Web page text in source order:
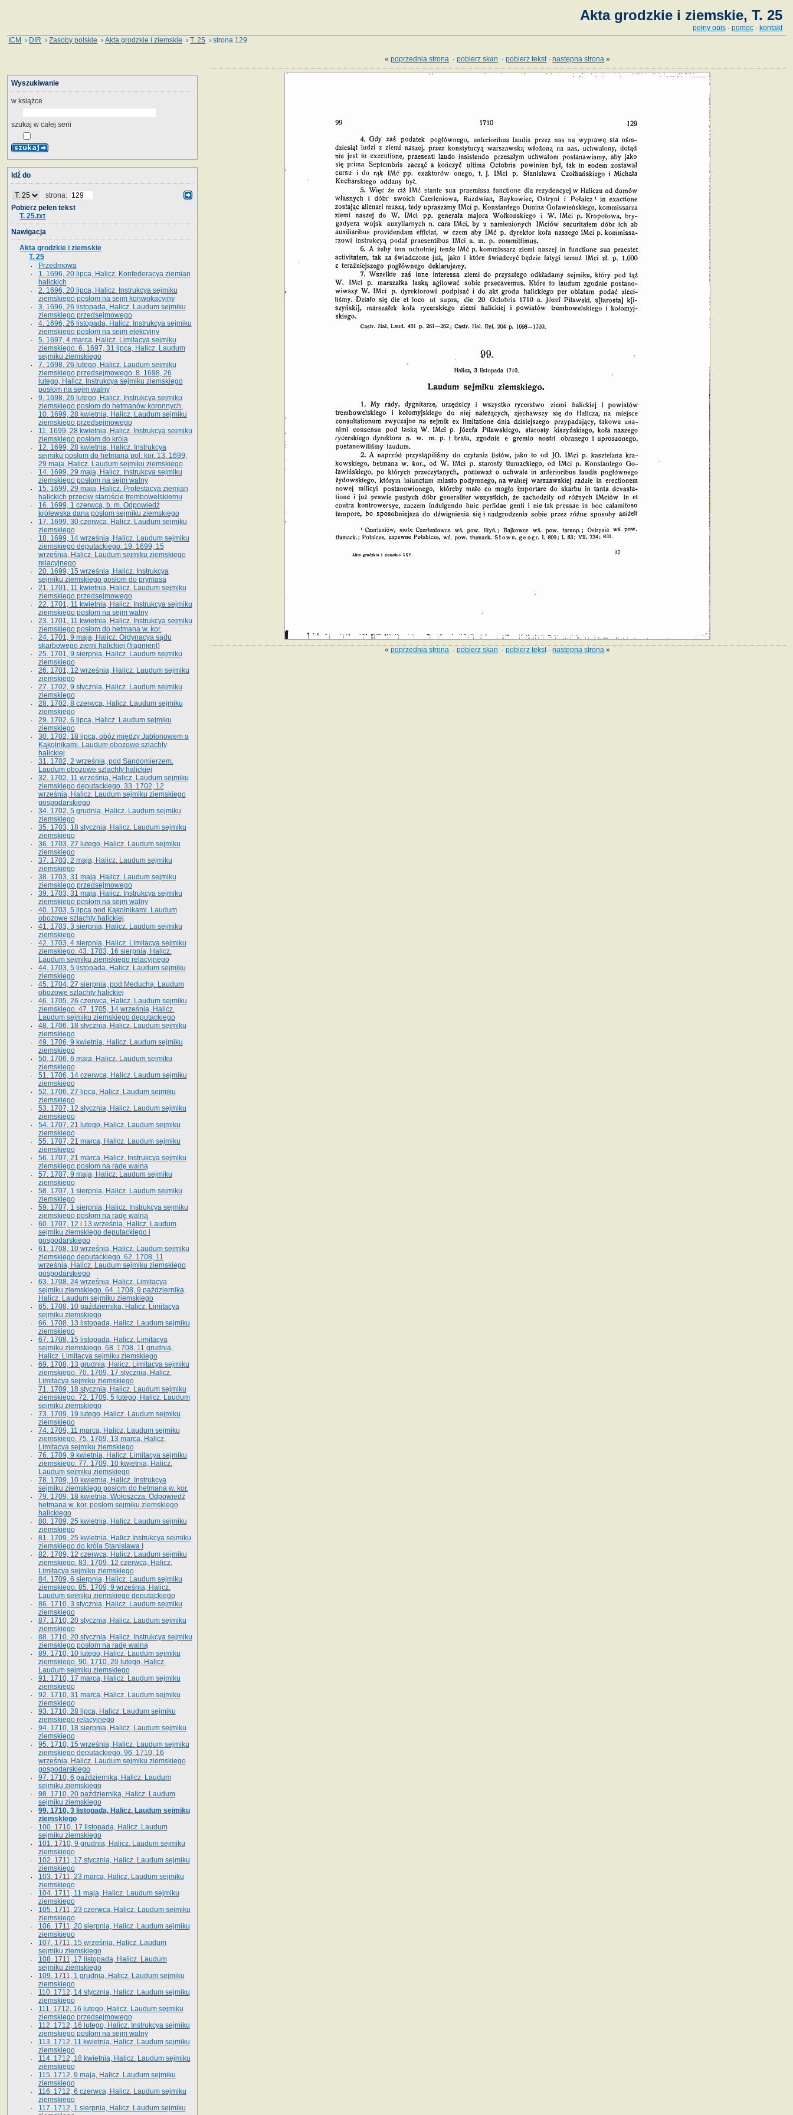
Akta grodzkie i ziemskie, T. 25
pełny opis · pomoc · kontakt
ICM › DIR ›Zasoby polskie ›Akta grodzkie i ziemskie ›T. 25 › strona 129
«poprzednia strona ·pobierz skan ·pobierz tekst·następna strona »
«poprzednia strona ·pobierz skan ·pobierz tekst·następna strona »
Wyszukiwanie
w książce
szukaj w całej serii
Idź do
strona:
Pobierz pełen tekst
T. 25.txt
Nawigacja
Akta grodzkie i ziemskie
T. 25
Przedmowa
1. 1696, 20 lipca, Halicz. Konfederacya ziemian
halickich
2. 1696, 20 lipca, Halicz. Instrukcya sejmiku
ziemskiego posłom na sejm konwokacyjny
3. 1696, 26 listopada, Halicz. Laudum sejmiku
ziemskiego przedsejmowego
4. 1696, 26 listopada, Halicz. Instrukcya sejmiku
ziemskiego posłom na sejm elekcyjny
5. 1697, 4 marca, Halicz. Limitacya sejmiku
ziemskiego. 6. 1697, 31 lipca, Halicz. Laudum
sejmiku ziemskiego
7. 1698, 26 lutego, Halicz. Laudum sejmiku
ziemskiego przedsejmowego. 8. 1698, 26
lutego, Halicz. Instrukcya sejmiku ziemskiego
posłom na sejm walny
9. 1698, 26 lutego, Halicz. Instrukcya sejmiku
ziemskiego posłom do hetmanów koronnych.
10. 1699, 28 kwietnia, Halicz. Laudum sejmiku
ziemskiego przedsejmowego
11. 1699, 28 kwietnia, Halicz. Instrukcya sejmiku
ziemskiego posłom do króla
12. 1699, 28 kwietnia, Halicz. Instrukcya
sejmiku posłom do hetmana pol. kor. 13. 1699,
29 maja, Halicz. Laudum sejmiku ziemskiego
14. 1699, 29 maja, Halicz. Instrukcya sejmiku
ziemskiego posłom na sejm walny
15. 1699, 29 maja, Halicz. Protestacya ziemian
halickich przeciw staroście trembowelskiemu
16. 1699, 1 czerwca, b. m. Odpowiedź
królewska dana posłom sejmiku ziemskiego
17. 1699, 30 czerwca, Halicz. Laudum sejmiku
ziemskiego
18. 1699, 14 września, Halicz. Laudum sejmiku
ziemskiego deputackiego. 19. 1699, 15
września, Halicz. Laudum sejmiku ziemskiego
relacyjnego
20. 1699, 15 września, Halicz. Instrukcya
sejmiku ziemskiego posłom do prymasa
21. 1701, 11 kwietnia, Halicz. Laudum sejmiku
ziemskiego przedsejmowego
22. 1701, 11 kwietnia, Halicz. Instrukcya sejmiku
ziemskiego posłom na sejm walny
23. 1701, 11 kwietnia, Halicz. Instrukcya sejmiku
ziemskiego posłom do hetmana w. kor.
24. 1701, 9 maja, Halicz. Ordynacya sądu
skarbowego ziemi halickiej (fragment)
25. 1701, 9 sierpnia, Halicz. Laudum sejmiku
ziemskiego
26. 1701, 12 września, Halicz. Laudum sejmiku
ziemskiego
27. 1702, 9 stycznia, Halicz. Laudum sejmiku
ziemskiego
28. 1702, 8 czerwca, Halicz. Laudum sejmiku
ziemskiego
29. 1702, 6 lipca, Halicz. Laudum sejmiku
ziemskiego
30. 1702, 18 lipca, obóz między Jabłonowem a
Kąkolnikami. Laudum obozowe szlachty
halickiej
31. 1702, 2 września, pod Sandomierzem.
Laudum obozowe szlachty halickiej
32. 1702, 11 września, Halicz. Laudum sejmiku
ziemskiego deputackiego. 33. 1702, 12
września, Halicz. Laudum sejmiku ziemskiego
gospodarskiego
34. 1702, 5 grudnia, Halicz. Laudum sejmiku
ziemskiego
35. 1703, 18 stycznia, Halicz. Laudum sejmiku
ziemskiego
36. 1703, 27 lutego, Halicz. Laudum sejmiku
ziemskiego
37. 1703, 2 maja, Halicz. Laudum sejmiku
ziemskiego
38. 1703, 31 maja, Halicz. Laudum sejmiku
ziemskiego przedsejmowego
39. 1703, 31 maja, Halicz. Instrukcya sejmiku
ziemskiego posłom na sejm walny
40. 1703, 5 lipca pod Kąkolnikami. Laudum
obozowe szlachty halickiej
41­. 1703, 3 sierpnia, Halicz. Laudum sejmiku
ziemskiego
42. 1703, 4 sierpnia, Halicz. Limitacya sejmiku
ziemskiego. 43. 1703, 16 sierpnia, Halicz.
Laudum sejmiku ziemskiego relacyjnego
44. 1703, 5 listopada, Halicz. Laudum sejmiku
ziemskiego
45. 1704, 27 sierpnia, pod Meduchą. Laudum
obozowe szlachty halickiej
46. 1705, 26 czerwca, Halicz. Laudum sejmiku
ziemskiego. 47. 1705, 14 września, Halicz.
Laudum sejmiku ziemskiego deputackiego
48. 1706, 18 stycznia, Halicz. Laudum sejmiku
ziemskiego
49. 1706, 9 kwietnia, Halicz. Laudum sejmiku
ziemskiego
50. 1706, 6 maja, Halicz. Laudum sejmiku
ziemskiego
51. 1706, 14 czerwca, Halicz. Laudum sejmiku
ziemskiego
52. 1706, 27 lipca, Halicz. Laudum sejmiku
ziemskiego
53. 1707, 12 stycznia, Halicz. Laudum sejmiku
ziemskiego
54. 1707, 21 lutego, Halicz. Laudum sejmiku
ziemskiego
55. 1707, 21 marca, Halicz. Laudum sejmiku
ziemskiego
56. 1707, 21 marca, Halicz. Instrukcya sejmiku
ziemskiego posłom na radę walną
57. 1707, 9 maja, Halicz. Laudum sejmiku
ziemskiego
58. 1707, 1 sierpnia, Halicz. Laudum sejmiku
ziemskiego
59. 1707, 1 sierpnia, Halicz. Instrukcya sejmiku
ziemskiego posłom na radę walną
60. 1707, 12 i 13 września, Halicz. Laudum
sejmiku ziemskiego deputackiego i
gospodarskiego
61. 1708, 10 września, Halicz. Laudum sejmiku
ziemskiego deputackiego. 62. 1708, 11
września, Halicz. Laudum sejmiku ziemskiego
gospodarskiego
63. 1708, 24 września, Halicz. Limitacya
sejmiku ziemskiego. 64. 1708, 9 października,
Halicz. Laudum sejmiku ziemskiego
65­. 1708, 10 października, Halicz. Limitacya
sejmiku ziemskiego
66. 1708, 13 listopada, Halicz. Laudum sejmiku
ziemskiego
67. 1708, 15 listopada, Halicz. Limitacya
sejmiku ziemskiego. 68. 1708, 11 grudnia,
Halicz. Limitacya sejmiku ziemskiego
69. 1708, 13 grudnia, Halicz. Limitacya sejmiku
ziemskiego. 70. 1709, 17 stycznia, Halicz.
Limitacya sejmiku ziemskiego
71. 1709, 18 stycznia, Halicz. Laudum sejmiku
ziemskiego. 72. 1709, 5 lutego, Halicz. Laudum
sejmiku ziemskiego
73. 1709, 19 lutego, Halicz. Laudum sejmiku
ziemskiego
74. 1709, 11 marca, Halicz. Laudum sejmiku
ziemskiego. 75. 1709, 13 marca, Halicz.
Limitacya sejmiku ziemskiego
76. 1709, 9 kwietnia, Halicz. Limitacya sejmiku
ziemskiego. 77. 1709, 10 kwietnia, Halicz.
Laudum sejmiku ziemskiego
78. 1709, 10 kwietnia, Halicz. Instrukcya
sejmiku ziemskiego posłom do hetmana w. kor.
79. 1709, 18 kwietnia, Wołoszcza. Odpowiedź
hetmana w. kor. posłom sejmiku ziemskiego
halickiego
80. 1709, 25 kwietnia, Halicz. Laudum sejmiku
ziemskiego
81. 1709, 25 kwietnia, Halicz.Instrukcya sejmiku
ziemskiego do króla Stanisława I
82. 1709, 12 czerwca, Halicz. Laudum sejmiku
ziemskiego. 83. 1709, 12 czerwca, Halicz.
Limitacya sejmiku ziemskiego
84. 1709, 6 sierpnia, Halicz. Laudum sejmiku
ziemskiego. 85. 1709, 9 września, Halicz.
Laudum sejmiku ziemskiego deputackiego
86. 1710, 3 stycznia, Halicz. Laudum sejmiku
ziemskiego
87. 1710, 20 stycznia, Halicz. Laudum sejmiku
ziemskiego
88. 1710, 20 stycznia, Halicz. Instrukcya sejmiku
ziemskiego posłom na radę walną
89. 1710, 10 lutego, Halicz. Laudum sejmiku
ziemskiego. 90. 1710, 20 lutego, Halicz.
Laudum sejmiku ziemskiego
91. 1710, 17 marca, Halicz. Laudum sejmiku
ziemskiego
92. 1710, 31 marca, Halicz. Laudum sejmiku
ziemskiego
93. 1710, 28 lipca, Halicz. Laudum sejmiku
ziemskiego relacyjnego
94. 1710, 18 sierpnia, Halicz. Laudum sejmiku
ziemskiego
95. 1710, 15 września, Halicz. Laudum sejmiku
ziemskiego deputackiego. 96. 1710, 16
września, Halicz. Laudum sejmiku ziemskiego
gospodarskiego
97. 1710, 6 października, Halicz. Laudum
sejmiku ziemskiego
98. 1710, 20 października, Halicz. Laudum
sejmiku ziemskiego
99. 1710, 3 listopada, Halicz. Laudum sejmiku
ziemskiego
100. 1710, 17 listopada, Halicz. Laudum
sejmiku ziemskiego
101. 1710, 9 grudnia, Halicz. Laudum sejmiku
ziemskiego
102. 1711, 17 stycznia, Halicz. Laudum sejmiku
ziemskiego
103. 1711, 23 marca, Halicz. Laudum sejmiku
ziemskiego
104. 1711, 11 maja, Halicz. Laudum sejmiku
ziemskiego
105. 1711, 23 czerwca, Halicz. Laudum sejmiku
ziemskiego
106. 1711, 20 sierpnia, Halicz. Laudum sejmiku
ziemskiego
107. 1711, 15 września, Halicz. Laudum
sejmiku ziemskiego
108. 1711, 17 listopada, Halicz. Laudum
sejmiku ziemskiego
109. 1711, 1 grudnia, Halicz. Laudum sejmiku
ziemskiego
110. 1712, 14 stycznia, Halicz. Laudum sejmiku
ziemskiego
111. 1712, 16 lutego, Halicz. Laudum sejmiku
ziemskiego przedsejmowego
112. 1712, 16 lutego, Halicz. Instrukcya sejmiku
ziemskiego posłom na sejm walny
113. 1712, 11 kwietnia, Halicz. Laudum sejmiku
ziemskiego
114. 1712, 18 kwietnia, Halicz. Laudum sejmiku
ziemskiego
115. 1712, 9 maja, Halicz. Laudum sejmiku
ziemskiego
116. 1712, 6 czerwca, Halicz. Laudum sejmiku
ziemskiego
117. 1712, 1 sierpnia, Halicz. Laudum sejmiku